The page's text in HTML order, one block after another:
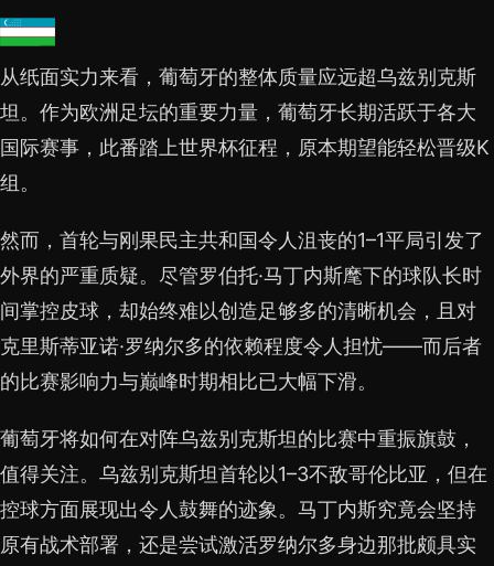
从纸面实力来看，葡萄牙的整体质量应远超乌兹别克斯
坦。作为欧洲足坛的重要力量，葡萄牙长期活跃于各大
国际赛事，此番踏上世界杯征程，原本期望能轻松晋级K
组。
然而，首轮与刚果民主共和国令人沮丧的1–1平局引发了
外界的严重质疑。尽管罗伯托·马丁内斯麾下的球队长时
间掌控皮球，却始终难以创造足够多的清晰机会，且对
克里斯蒂亚诺·罗纳尔多的依赖程度令人担忧——而后者
的比赛影响力与巅峰时期相比已大幅下滑。
葡萄牙将如何在对阵乌兹别克斯坦的比赛中重振旗鼓，
值得关注。乌兹别克斯坦首轮以1–3不敌哥伦比亚，但在
控球方面展现出令人鼓舞的迹象。马丁内斯究竟会坚持
原有战术部署，还是尝试激活罗纳尔多身边那批颇具实